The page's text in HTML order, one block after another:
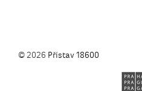
© 2026 Přístav 18600